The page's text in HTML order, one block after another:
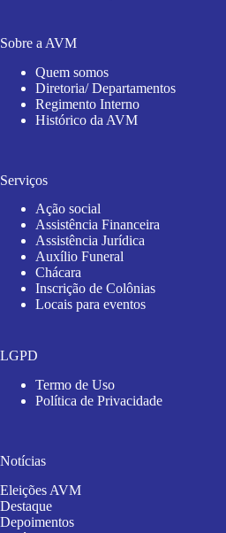
Sobre a AVM
Quem somos
Diretoria/ Departamentos
Regimento Interno
Histórico da AVM
Serviços
Ação social
Assistência Financeira
Assistência Jurídica
Auxílio Funeral
Chácara
Inscrição de Colônias
Locais para eventos
LGPD
Termo de Uso
Política de Privacidade
Notícias
Eleições AVM
Destaque
Depoimentos